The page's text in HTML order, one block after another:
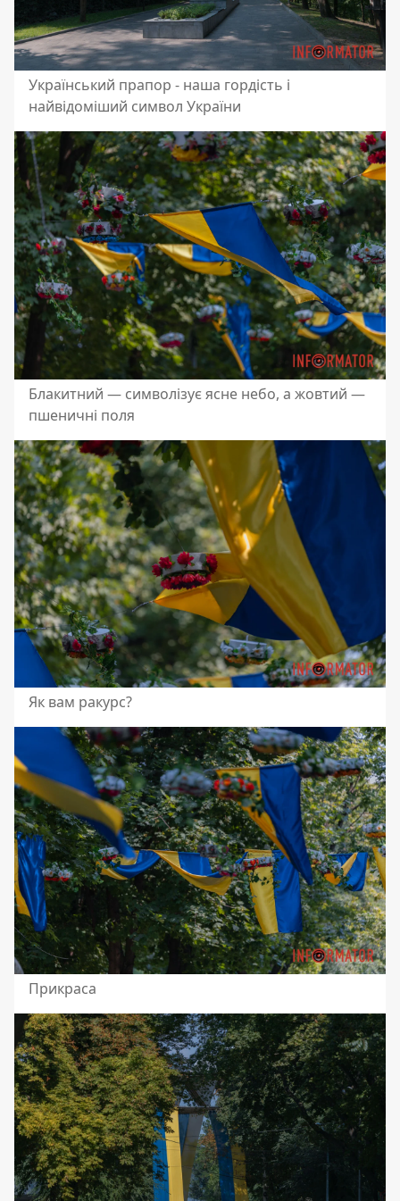
Український прапор - наша гордість і
найвідоміший символ України
Блакитний — символізує ясне небо, а жовтий —
пшеничні поля
Як вам ракурс?
Прикраса